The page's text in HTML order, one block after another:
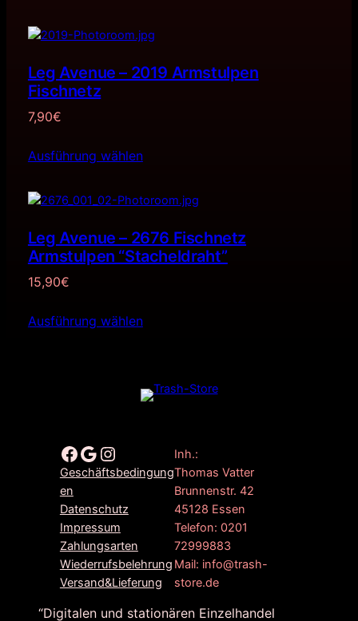
Leg Avenue – 2019 Armstulpen
Fischnetz
7,90€
Ausführung wählen
Leg Avenue – 2676 Fischnetz
Armstulpen “Stacheldraht”
15,90€
Ausführung wählen
Facebook Google Instagram
Geschäftsbedingung
en
Datenschutz
Impressum
Zahlungsarten
Wiederrufsbelehrung
Versand&Lieferung
Inh.:
Thomas Vatter
Brunnenstr. 42
45128 Essen
Telefon: 0201
72999883
Mail: info@trash-
store.de
“Digitalen und stationären Einzelhandel